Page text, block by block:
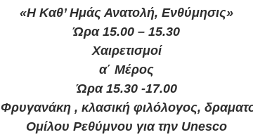
«Η Καθ’ Ημάς Ανατολή, Ενθύμησις»
Ώρα 15.00 – 15.30
Χαιρετισμοί
α΄ Μέρος
Ώρα 15.30 -17.00
, κλασική φιλόλογος,
Ομίλου Ρεθύμνου για την Unesco